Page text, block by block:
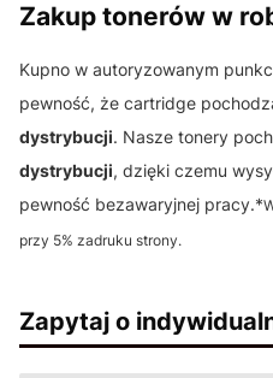
Zakup tonerów w
Kupno w autoryzowanym
pewność, że cartridge
dystrybucji. Nasze tonery
dystrybucji, dzięki czemu
pewność bezawaryjnej pracy.*
przy 5% zadruku strony.
Zapytaj o